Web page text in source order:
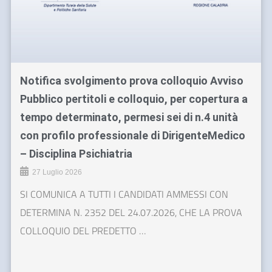
Notifica svolgimento prova colloquio Avviso
Pubblico pertitoli e colloquio, per copertura a
tempo determinato, permesi sei di n.4 unità
con profilo professionale di DirigenteMedico
– Disciplina Psichiatria
27 Luglio 2026
SI COMUNICA A TUTTI I CANDIDATI AMMESSI CON
DETERMINA N. 2352 DEL 24.07.2026, CHE LA PROVA
COLLOQUIO DEL PREDETTO …